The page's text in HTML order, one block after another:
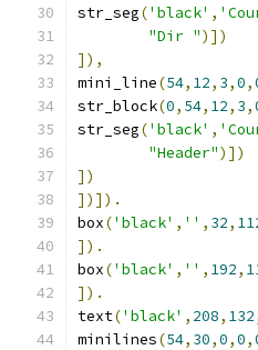
str_seg('black' ,
"Dir ")])
]),
mini_line(54, 12, 3,0,
str_block(0, 54, 12, 3,
str_seg('black' ,
"Header")])
])
])]).
box('black' , '' , 32,
]).
box('black' , '' , 192,
]).
text('black' , 208, 132
minilines(54, 30,0,0,